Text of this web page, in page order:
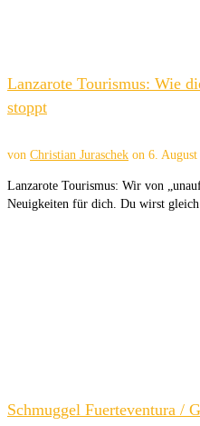
Lanzarote Tourismus: Wie
stoppt
von Christian Juraschek on 6. August
Lanzarote Tourismus: Wir von
Neuigkeiten für dich. Du wirst gleich
Schmuggel Fuerteventura /